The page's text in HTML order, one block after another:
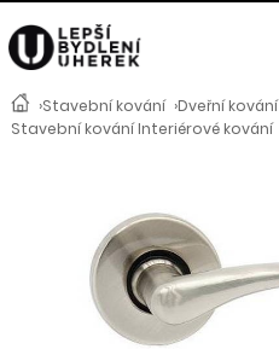
›Stavební kování ›Dveřní kování
Stavební kování Interiérové kování